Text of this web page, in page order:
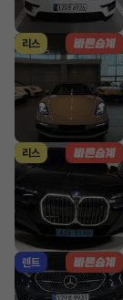
리스
리스
렌트